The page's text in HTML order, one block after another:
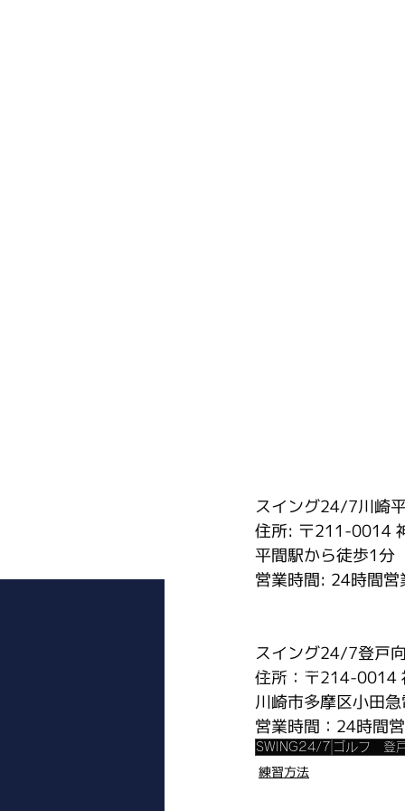
スイング24/7川崎
住所: 〒211-0014
平間駅から徒歩1分
営業時間: 24時間営
スイング24/7登戸
住所：〒214-0014
川崎市多摩区小田
営業時間：24時間
SWING24/7 ゴルフ 登
練習方法
プライバシーポリシー